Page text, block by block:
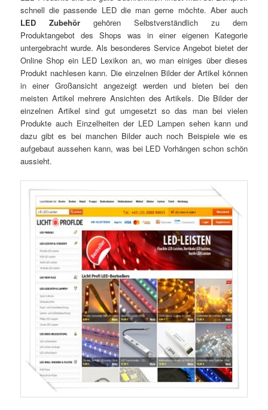
schnell die passende LED die man gerne möchte. Aber auch
LED Zubehör gehören Selbstverständlich zu dem
Produktangebot des Shops was in einer eigenen Kategorie
untergebracht wurde. Als besonderes Service Angebot bietet der
Online Shop ein LED Lexikon an, wo man einiges über dieses
Produkt nachlesen kann. Die einzelnen Bilder der Artikel können
in einer Großansicht angezeigt werden und bieten bei den
meisten Artikel mehrere Ansichten des Artikels. Die Bilder der
einzelnen Artikel sind gut umgesetzt so das man bei vielen
Produkte auch Einzelheiten der LED Lampen sehen kann und
dazu gibt es bei manchen Bilder auch noch Beispiele wie es
aufgebaut aussehen kann, was bei LED Vorhängen schon schön
aussieht.